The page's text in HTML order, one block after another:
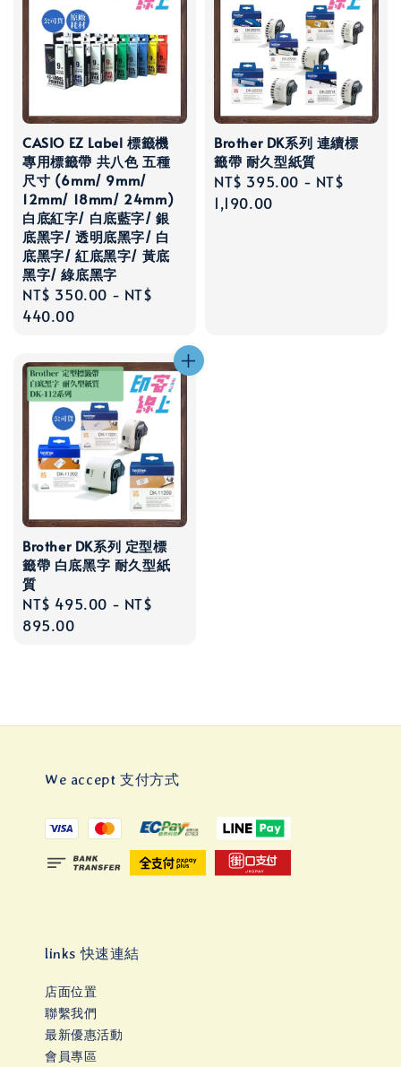
CASIO EZ Label 標籤機
專用標籤帶 共八色 五種
尺寸 (6mm/ 9mm/
12mm/ 18mm/ 24mm)
白底紅字/ 白底藍字/ 銀
底黑字/ 透明底黑字/ 白
底黑字/ 紅底黑字/ 黃底
黑字/ 綠底黑字
Regular
price
NT$ 350.00 - NT$
440.00
Brother DK系列 連續標
籤帶 耐久型紙質
Regular
price
NT$ 395.00 - NT$
1,190.00
Brother DK系列 定型標
籤帶 白底黑字 耐久型紙
質
Regular
price
NT$ 495.00 - NT$
895.00
We accept 支付方式
links 快速連結
店面位置
聯繫我們
最新優惠活動
會員專區